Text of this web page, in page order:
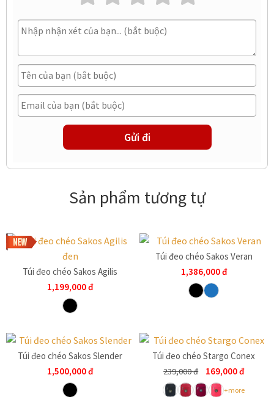
Sản phẩm tương tự
Túi đeo chéo Sakos Agilis
1,199,000đ
Túi đeo chéo Sakos Veran
1,386,000đ
Túi đeo chéo Sakos Slender
1,500,000đ
Túi đeo chéo Stargo Conex
239,000đ 169,000đ
+more